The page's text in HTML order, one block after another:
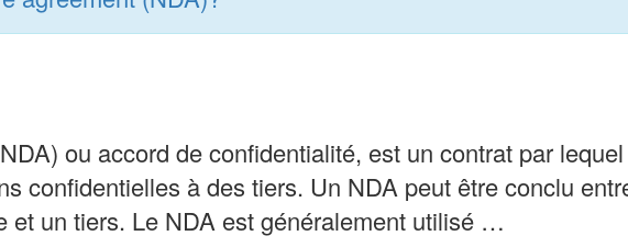
ou accord de confidentialité, est un contrat par
confidentielles à des tiers. Un NDA peut être conclu
et un tiers. Le NDA est généralement utilisé …